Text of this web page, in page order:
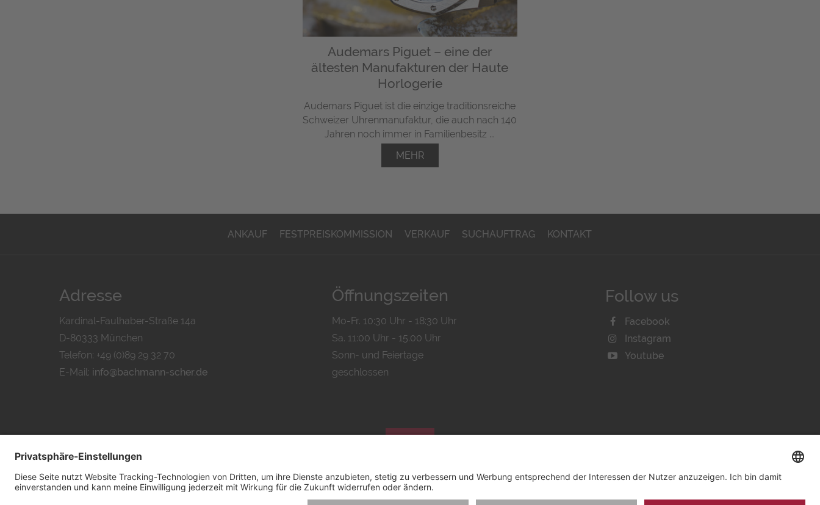
Audemars Piguet – eine der
ältesten Manufakturen der Haute
Horlogerie
Audemars Piguet ist die einzige traditionsreiche
Schweizer Uhrenmanufaktur, die auch nach 140
Jahren noch immer in Familienbesitz ...
MEHR
ANKAUF FESTPREISKOMMISSION VERKAUF SUCHAUFTRAG KONTAKT
Adresse
Kardinal-Faulhaber-Straße 14a
D-80333 München
Telefon: +49 (0)89 29 32 70
E-Mail: info@bachmann-scher.de
Öffnungszeiten
Mo-Fr. 10:30 Uhr - 18:30 Uhr
Sa. 11:00 Uhr - 15.00 Uhr
Sonn- und Feiertage
geschlossen
Follow us
Facebook
Instagram
Youtube
© 2026 byBachmann & Scher GmbH / Watchandco GmbH